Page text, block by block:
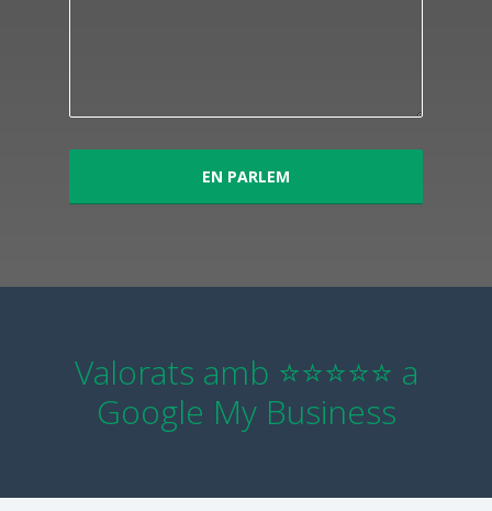
Valorats amb ⭐⭐⭐⭐⭐ a
Google My Business